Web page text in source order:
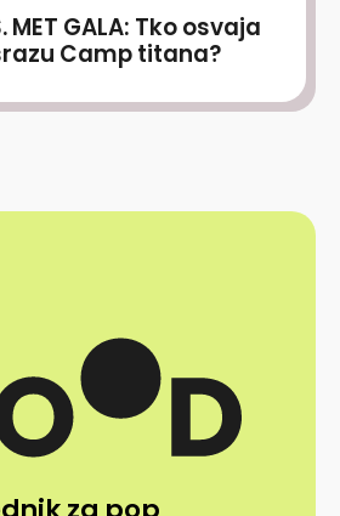
MET GALA: Tko osvaja
Camp titana?